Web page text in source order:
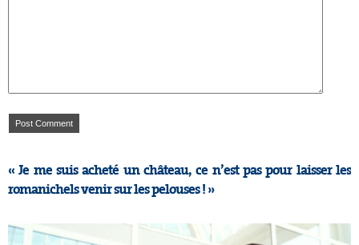
« Je me suis acheté un château, ce n’est pas pour laisser les
romanichels venir sur les pelouses ! »